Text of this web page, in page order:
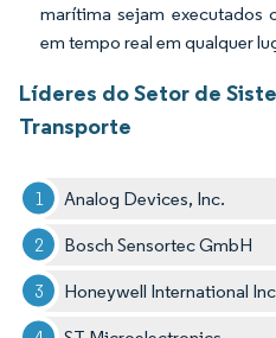
marítima sejam executados
em tempo real em qualquer
Líderes do Setor de
Transporte
Analog Devices, Inc.
Bosch Sensortec GmbH
Honeywell International